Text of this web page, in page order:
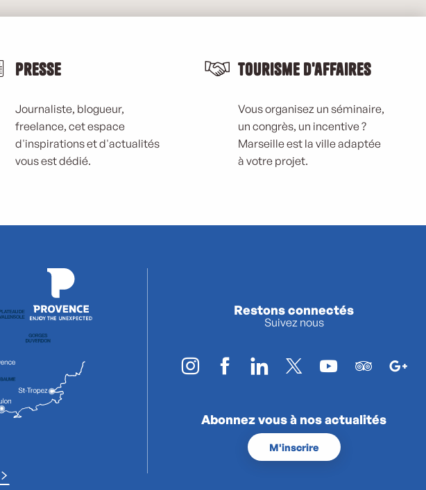
Presse
Journaliste, blogueur,
freelance, cet espace
d'inspirations et d'actualités
vous est dédié.
Tourisme d'affaires
Vous organisez un séminaire,
un congrès, un incentive ?
Marseille est la ville adaptée
à votre projet.
Restons connectés
Suivez nous
Abonnez vous à nos actualités
M'inscrire